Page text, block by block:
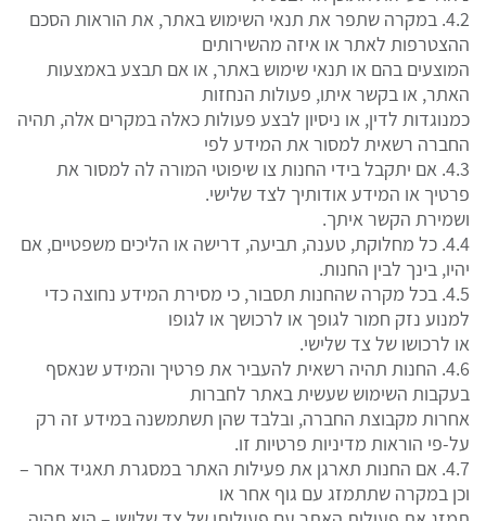
4.2. במקרה שתפר את תנאי השימוש באתר, את הוראות הסכם
ההצטרפות לאתר או איזה מהשירותים
המוצעים בהם או תנאי שימוש באתר, או אם תבצע באמצעות
האתר, או בקשר איתו, פעולות הנחזות
כמנוגדות לדין, או ניסיון לבצע פעולות כאלה במקרים אלה, תהיה
החברה רשאית למסור את המידע לפי
4.3. אם יתקבל בידי החנות צו שיפוטי המורה לה למסור את
פרטיך או המידע אודותיך לצד שלישי.
ושמירת הקשר איתך.
4.4. כל מחלוקת, טענה, תביעה, דרישה או הליכים משפטיים, אם
יהיו, בינך לבין החנות.
4.5. בכל מקרה שהחנות תסבור, כי מסירת המידע נחוצה כדי
למנוע נזק חמור לגופך או לרכושך או לגופו
או לרכושו של צד שלישי.
4.6. החנות תהיה רשאית להעביר את פרטיך והמידע שנאסף
בעקבות השימוש שעשית באתר לחברות
אחרות מקבוצת החברה, ובלבד שהן תשתמשנה במידע זה רק
על-פי הוראות מדיניות פרטיות זו.
4.7. אם החנות תארגן את פעילות האתר במסגרת תאגיד אחר –
וכן במקרה שתתמזג עם גוף אחר או